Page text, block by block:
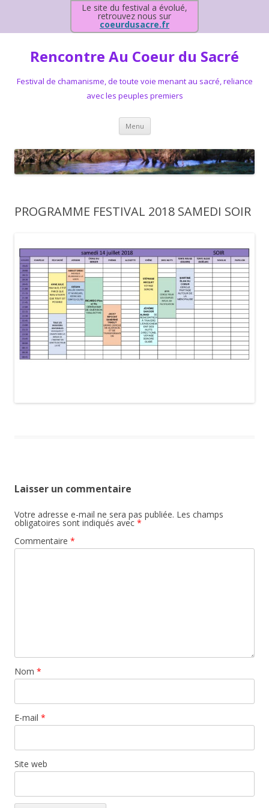
Le site du festival a évolué,
retrouvez nous sur
coeurdusacre.fr
Rencontre Au Coeur du Sacré
Festival de chamanisme, de toute voie menant au sacré, reliance
avec les peuples premiers
Menu Aller au contenu principal
PROGRAMME FESTIVAL 2018 SAMEDI SOIR
Laisser un commentaire
Votre adresse e-mail ne sera pas publiée. Les champs
obligatoires sont indiqués avec *
Commentaire *
Nom *
E-mail *
Site web